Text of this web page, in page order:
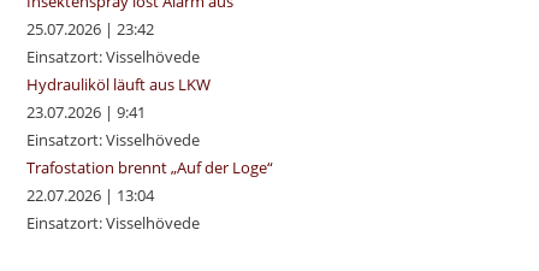
25.07.2026 |23:42
Einsatzort: Visselhövede
Hydrauliköl läuft aus LKW
23.07.2026 |9:41
Einsatzort: Visselhövede
Trafostation brennt „Auf der Loge“
22.07.2026 | 13:04
Einsatzort: Visselhövede